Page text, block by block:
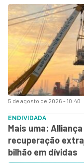
5 de agosto de 2026 - 10:40
ENDIVIDADA
Mais uma:
recuperação
bilhão em dívidas